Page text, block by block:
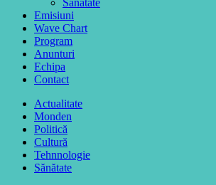
Sănătate
Emisiuni
Wave Chart
Program
Anunturi
Echipa
Contact
Actualitate
Monden
Politică
Cultură
Tehnnologie
Sănătate